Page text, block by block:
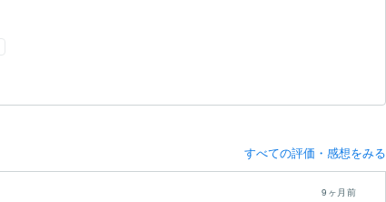
すべての評価・感想をみる
9ヶ月前